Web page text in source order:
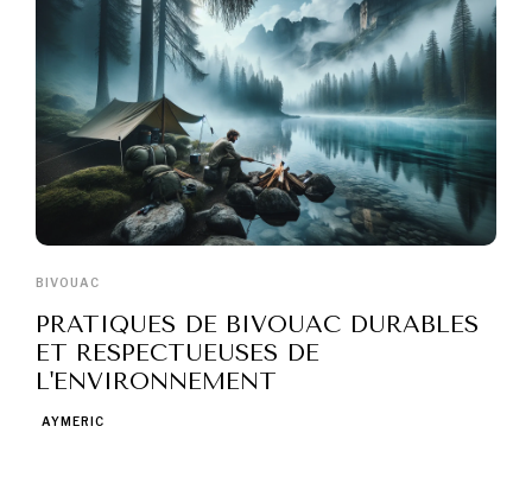
BIVOUAC
PRATIQUES DE BIVOUAC DURABLES
ET RESPECTUEUSES DE
L'ENVIRONNEMENT
AYMERIC